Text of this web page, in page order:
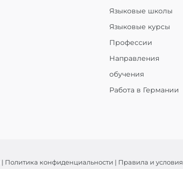
Языковые школы
Языковые курсы
Профессии
Направления
обучения
Работа в Германии
| Политика конфиденциальности | Правила и условия